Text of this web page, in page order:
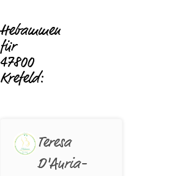
Hebammen
für
47800
Krefeld:
Teresa
D'Auria-